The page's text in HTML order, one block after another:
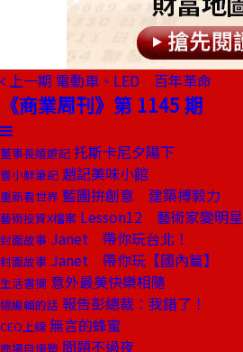
上一期 電動車、LED 百年革命
《商業周刊》第 1145 期
董事長嬉遊記 托斯卡尼夕陽下
嘗小鮮筆記 趙記美味小館
重新看世界 藍圖拚創意 建築搏毅力
藝術投資X檔案 Lesson12 藝術家變明星
封面故事 Janet 帶你玩台北！
封面故事 Janet 帶你玩【國內篇】
生活書摘 意外最美快樂相隨
總編輯的話 報告彭總裁：我錯了！
CEO上線 無言的蜂蜜
商場自慢塾 問題不過夜